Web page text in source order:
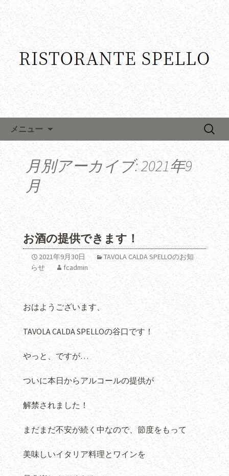
メニュー
検
月別アーカイブ: 2021年9
月
お酒の提供できます！
2021年9月30日
TAVOLA CALDA SPELLOのお知
らせ
fcadmin
おはようございます、
TAVOLA CALDA SPELLOの谷口です！
やっと、ですが…
ついに本日からアルコールの提供が
解禁されました！
まだまだ不安が続く中なので、節度をもって
美味しいイタリア料理とワインを